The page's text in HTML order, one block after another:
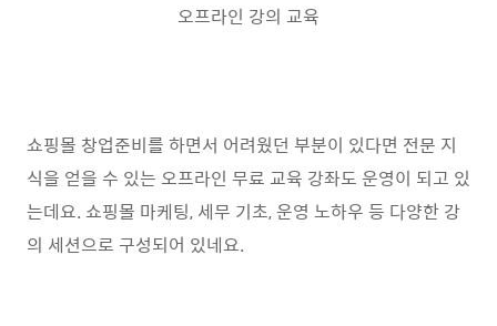
오프라인 강의 교육
쇼핑몰 창업준비를 하면서 어려웠던 부분이 있다면 전문 지
식을 얻을 수 있는 오프라인 무료 교육 강좌도 운영이 되고 있
는데요. 쇼핑몰 마케팅, 세무 기초, 운영 노하우 등 다양한 강
의 세션으로 구성되어 있네요.